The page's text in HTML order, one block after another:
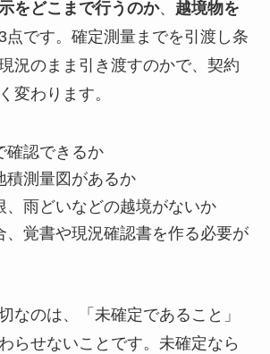
をどこまで行うのか、 越境物を
点です。確定測量までを引渡し条
況のまま引き渡すのかで、契約
変わります。
確認できるか
積測量図があるか
、雨どいなどの越境がないか
、覚書や現況確認書を作る必要が
なのは、「未確定であること」
らせないことです。未確定なら